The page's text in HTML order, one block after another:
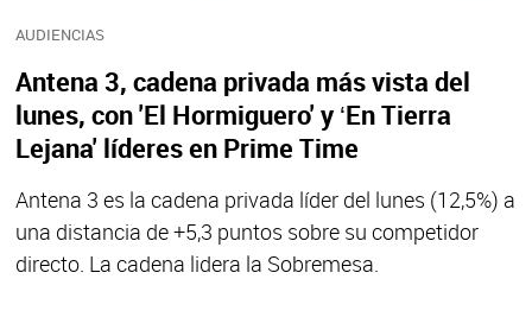
AUDIENCIAS
Antena 3, cadena privada más vista del
lunes, con 'El Hormiguero' y ‘En Tierra
Lejana' líderes en Prime Time
Antena 3 es la cadena privada líder del lunes (12,5%) a
una distancia de +5,3 puntos sobre su competidor
directo. La cadena lidera la Sobremesa.